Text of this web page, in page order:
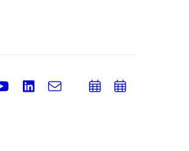
Youtube
LinkedIn
e-
PřidatPřidat